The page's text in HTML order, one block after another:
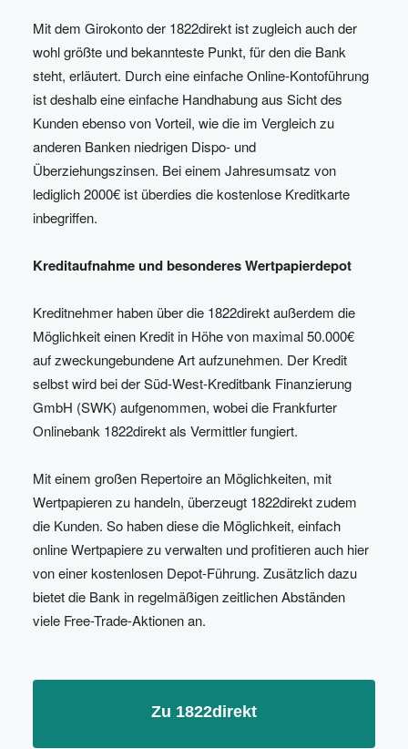
Mit dem Girokonto der 1822direkt ist zugleich auch der
wohl größte und bekannteste Punkt, für den die Bank
steht, erläutert. Durch eine einfache Online-Kontoführung
ist deshalb eine einfache Handhabung aus Sicht des
Kunden ebenso von Vorteil, wie die im Vergleich zu
anderen Banken niedrigen Dispo- und
Überziehungszinsen. Bei einem Jahresumsatz von
lediglich 2000€ ist überdies die kostenlose Kreditkarte
inbegriffen.
Kreditaufnahme und besonderes Wertpapierdepot
Kreditnehmer haben über die 1822direkt außerdem die
Möglichkeit einen Kredit in Höhe von maximal 50.000€
auf zweckungebundene Art aufzunehmen. Der Kredit
selbst wird bei der Süd-West-Kreditbank Finanzierung
GmbH (SWK) aufgenommen, wobei die Frankfurter
Onlinebank 1822direkt als Vermittler fungiert.
Mit einem großen Repertoire an Möglichkeiten, mit
Wertpapieren zu handeln, überzeugt 1822direkt zudem
die Kunden. So haben diese die Möglichkeit, einfach
online Wertpapiere zu verwalten und profitieren auch hier
von einer kostenlosen Depot-Führung. Zusätzlich dazu
bietet die Bank in regelmäßigen zeitlichen Abständen
viele Free-Trade-Aktionen an.​
Zu 1822direkt